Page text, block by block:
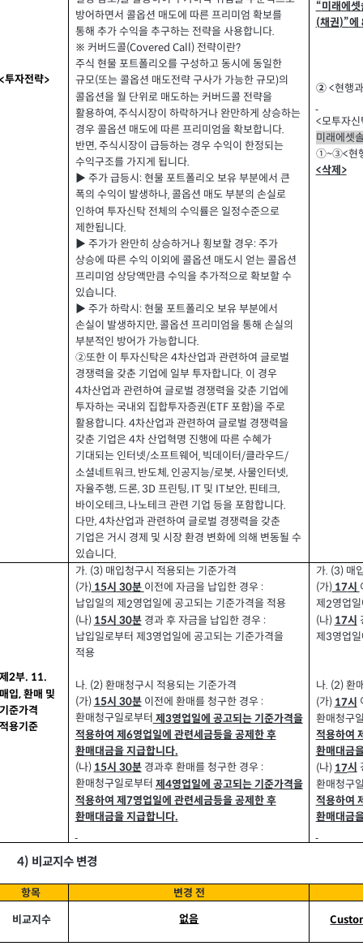
투자전략>
방어하면서 콜옵션 매도에 따른 프리미엄 확보를
통해 추가 수익을 추구하는 전략을 사용합니다.
※ 커버드콜(Covered Call) 전략이란?
주식 현물 포트폴리오를 구성하고 동시에 동일한
규모(또는 콜옵션 매도전략 구사가 가능한 규모)의
콜옵션을 월 단위로 매도하는 커버드콜 전략을
활용하여,주식시장이 하락하거나 완만하게 상승하는
경우 콜옵션 매도에 따른 프리미엄을 확보합니다.
반면,주식시장이 급등하는 경우 수익이 한정되는
수익구조를 가지게 됩니다.
▶ 주가 급등시 :현물 포트폴리오 보유 부분에서 큰
폭의 수익이 발생하나,콜옵션 매도 부분의 손실로
인하여 투자신탁 전체의 수익률은 일정수준으로
제한됩니다.
▶ 주가가 완만히 상승하거나 횡보할 경우:주가
상승에 따른 수익 이외에 콜옵션 매도시 얻는 콜옵션
프리미엄 상당액만큼 수익을 추가적으로 확보할 수
있습니다.
▶ 주가 하락시 :현물 포트폴리오 보유 부분에서
손실이 발생하지만,콜옵션 프리미엄을 통해 손실의
부분적인 방어가 가능합니다.
②또한 이 투자신탁은4차산업과 관련하여 글로벌
경쟁력을 갖춘 기업에 일부 투자합니다. 이 경우
4차산업과 관련하여 글로벌 경쟁력을 갖춘 기업에
투자하는 국내외 집합투자증권(ETF포함)을 주로
활용합니다. 4차산업과 관련하여 글로벌 경쟁력을
갖춘 기업은4차 산업혁명 진행에 따른 수혜가
기대되는 인터넷/소프트웨어, 빅데이터/클라우드/
소셜네트워크, 반도체 , 인공지능/로봇,사물인터넷,
자율주행,드론, 3D프린팅, IT 및 IT보안, 핀테크,
바이오테크, 나노테크 관련 기업 등을 포함합니다.
다만, 4차산업과 관련하여 글로벌 경쟁력을 갖춘
기업은 거시 경제 및 시장 환경 변화에 의해 변동될 수
있습니다.
“미래에
(채권)”에
②<현행
<모투자
미래에셋
①~③<현
<삭제 >
2부. 11.
입,환매 및
준가격
용기준
가. (3) 매입청구시 적용되는 기준가격
(가)15시 30분 이전에 자금을 납입한 경우:
납입일의 제2영업일에 공고되는 기준가격을 적용
(나) 15시 30분경과 후 자금을 납입한 경우:
납입일로부터 제 3영업일에 공고되는 기준가격을
적용
나. (2)환매청구시 적용되는 기준가격
(가) 15시 30분 이전에 환매를 청구한 경우:
환매청구일로부터 제3영업일에 공고되는 기준가격을
적용하여 제 6영업일에 관련세금등을 공제한 후
환매대금을 지급합니다.
(나) 15시 30분경과후 환매를 청구한 경우:
환매청구일로부터 제4영업일에 공고되는 기준가격을
적용하여 제 7영업일에 관련세금등을 공제한 후
환매대금을 지급합니다.
가. (3) 매
(가)17시
제2영업
(나) 17시
제 3영업
나. (2)환
(가) 17시
환매청구
적용하여
환매대금
(나) 17시
환매청구
적용하여
환매대금
4) 비교지수 변경
항목 변경 전
비교지수 없음